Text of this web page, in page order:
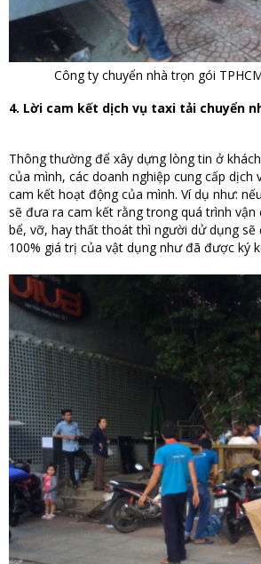
Công ty chuyển nhà trọn gói
4. Lời cam kết dịch vụ taxi tải chuyển
Thông thường để xây dựng lòng tin ở
của mình, các doanh nghiệp cung cấp dịch
cam kết hoạt động của mình. Ví dụ như:
sẽ đưa ra cam kết rằng trong quá trình vận
bể, vỡ, hay thất thoát thì người dử dụng
100% giá trị của vật dụng như đã được ký